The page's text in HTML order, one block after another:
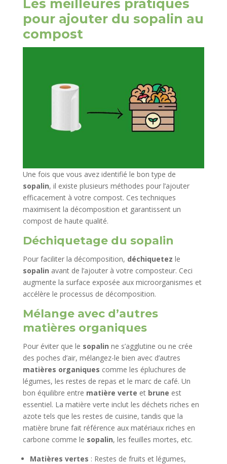
Les meilleures pratiques
pour ajouter du sopalin au
compost
Une fois que vous avez identifié le bon type de
sopalin, il existe plusieurs méthodes pour l’ajouter
efficacement à votre compost. Ces techniques
maximisent la décomposition et garantissent un
compost de haute qualité.
Déchiquetage du sopalin
Pour faciliter la décomposition, déchiquetez le
sopalin avant de l’ajouter à votre composteur. Ceci
augmente la surface exposée aux microorganismes et
accélère le processus de décomposition.
Mélange avec d’autres
matières organiques
Pour éviter que le sopalin ne s’agglutine ou ne crée
des poches d’air, mélangez-le bien avec d’autres
matières organiques comme les épluchures de
légumes, les restes de repas et le marc de café. Un
bon équilibre entre matière verte et brune est
essentiel. La matière verte inclut les déchets riches en
azote tels que les restes de cuisine, tandis que la
matière brune fait référence aux matériaux riches en
carbone comme le sopalin, les feuilles mortes, etc.
Matières vertes : Restes de fruits et légumes,